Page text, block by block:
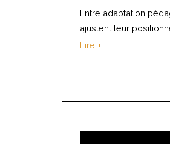
Entre adaptation
ajustent leur
Lire +